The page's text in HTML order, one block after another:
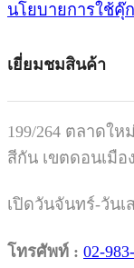
นโยบายการใช้คุ๊
เยี่ยมชมสินค้า
199/264 ตลาดใ
สีกัน เขตดอนเมือ
เปิดวันจันทร์-วันเ
โทรศัพท์ : 02-